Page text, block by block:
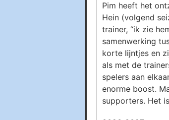
Pim heeft het
Hein (volgend
trainer, “ik zie
samenwerking
korte lijntjes en
als met de
spelers aan
enorme boost.
supporters. Het